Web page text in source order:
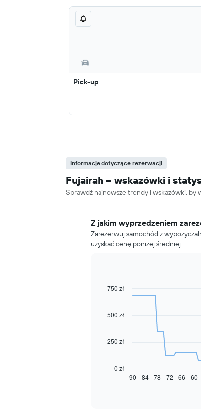
Pick-up
Informacje dotyczące rezerwacji
Fujairah – wskazówki i
Sprawdź najnowsze trendy i wskazówki, by
Z jakim wyprzedzeniem
Zarezerwuj samochód z
uzyskać cenę poniżej średniej.
Line
91
data
pokazuje,
Chart
0 zł
250 zł
500 zł
750 zł
90 60
84 78 72 66